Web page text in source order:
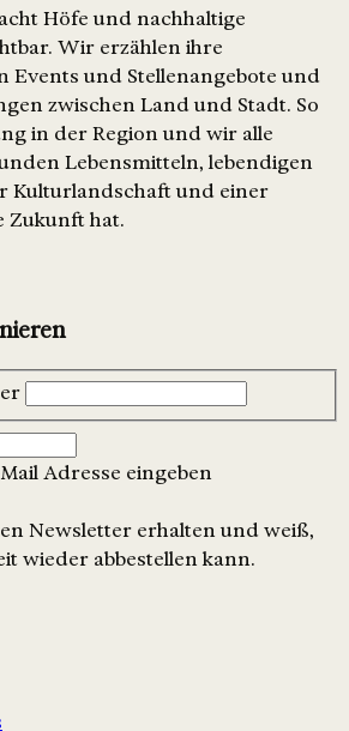
Höfe und nachhaltige
Wir erzählen ihre
Events und Stellenangebote und
zwischen Land und Stadt. So
in der Region und wir alle
Lebensmitteln, lebendigen
Kulturlandschaft und einer
Zukunft hat.
Adresse eingeben
Newsletter erhalten und weiß,
wieder abbestellen kann.